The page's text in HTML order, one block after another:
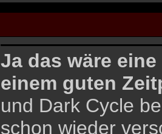
Ja das wäre
einem guten
und Dark Cycle
schon wieder